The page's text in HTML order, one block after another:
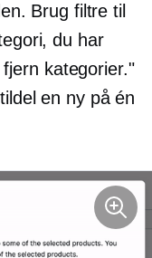
Brug filtre til
du har
kategorier."
en ny på én